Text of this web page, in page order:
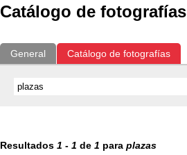
Catálogo de fotografías
General Catálogo de fotografías
Resultados 1 - 1 de 1 para plazas